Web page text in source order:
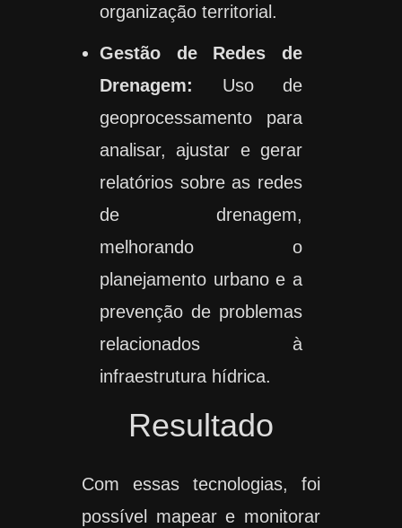
organização territorial.
Gestão de Redes de
Drenagem: Uso de
geoprocessamento para
analisar, ajustar e gerar
relatórios sobre as redes
de drenagem,
melhorando o
planejamento urbano e a
prevenção de problemas
relacionados à
infraestrutura hídrica.
Resultado
Com essas tecnologias, foi
possível mapear e monitorar